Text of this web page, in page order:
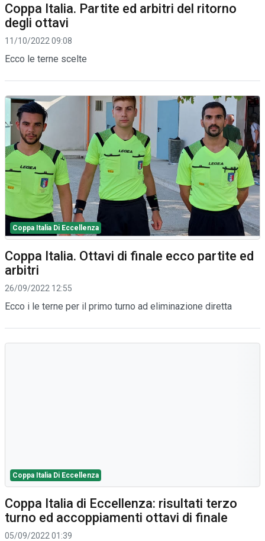
Coppa Italia. Partite ed arbitri del ritorno
degli ottavi
11/10/2022 09:08
Ecco le terne scelte
Coppa Italia Di Eccellenza
Coppa Italia. Ottavi di finale ecco partite ed
arbitri
26/09/2022 12:55
Ecco i le terne per il primo turno ad eliminazione diretta
Coppa Italia Di Eccellenza
Coppa Italia di Eccellenza: risultati terzo
turno ed accoppiamenti ottavi di finale
05/09/2022 01:39